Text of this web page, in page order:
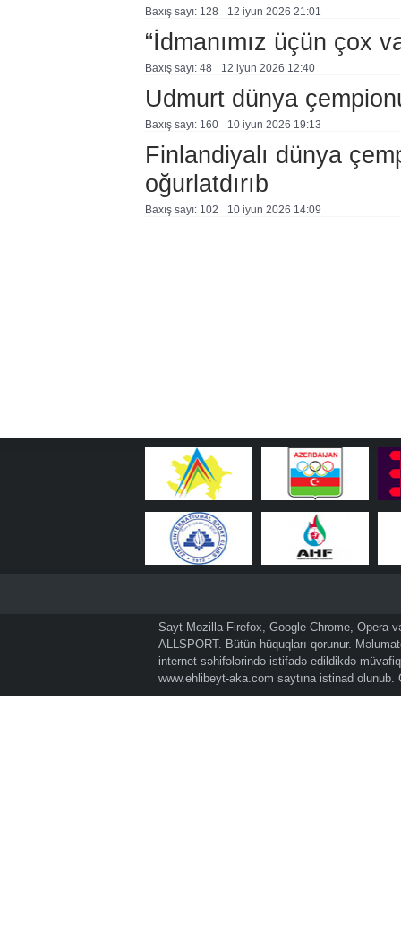
Baxış sayı: 128 12 i̇yun 2026 21:01
“İdmanımız üçün çox
Baxış sayı: 48 12 i̇yun 2026 12:40
Udmurt dünya
Baxış sayı: 160 10 i̇yun 2026 19:13
Finlandiyalı dünya
oğurlatdırıb
Baxış sayı: 102 10 i̇yun 2026 14:09
Sayt Mozilla Firefox, Google Chrome, Opera
ALLSPORT. Bütün hüquqları qorunur.
internet səhifələrində istifadə edildikdə
www.ehlibeyt-aka.com saytına istinad olunub.